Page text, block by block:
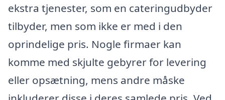
ekstra tjenester, som en cateringudbyder
tilbyder, men som ikke er med i den
oprindelige pris. Nogle firmaer kan
komme med skjulte gebyrer for levering
eller opsætning, mens andre måske